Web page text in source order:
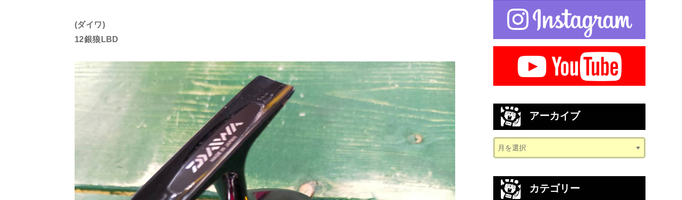
(ダイワ)
12銀狼LBD
アーカイブ
カテゴリー